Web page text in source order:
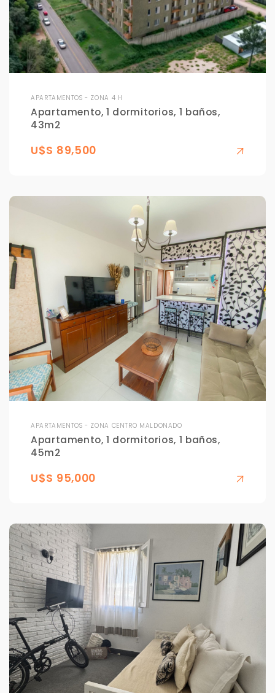
APARTAMENTOS - ZONA 4 H
Apartamento, 1 dormitorios, 1 baños,
43m2
U$S 89,500
APARTAMENTOS - ZONA CENTRO MALDONADO
Apartamento, 1 dormitorios, 1 baños,
45m2
U$S 95,000